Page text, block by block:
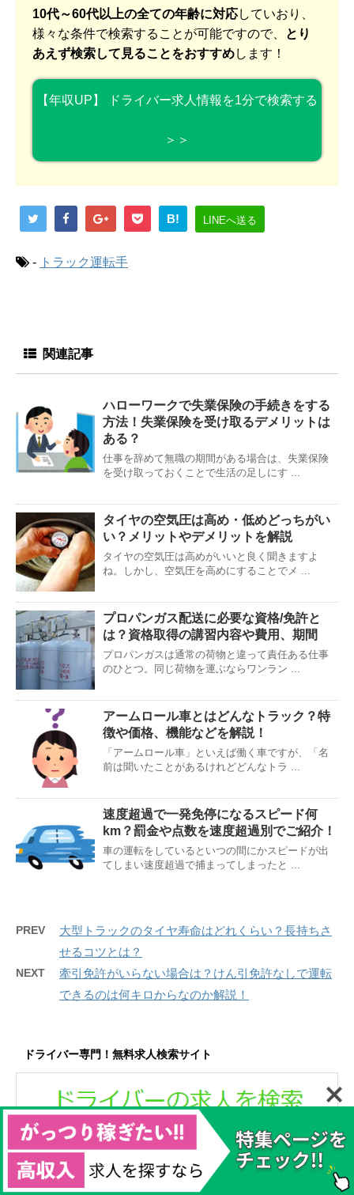
10代～60代以上の全ての年齢に対応していおり、
様々な条件で検索することが可能ですので、
とり
あえず検索して見ることをおすすめします！
【年収UP】 ドライバー求人情報を1分で検索する
＞＞
B! LINEへ送る
- トラック運転手
関連記事
ハローワークで失業保険の手続きをする
方法！失業保険を受け取るデメリットは
ある？
仕事を辞めて無職の期間がある場合は、失業保険
を受け取っておくことで生活の足しにす ...
タイヤの空気圧は高め・低めどっちがい
い？メリットやデメリットを解説
タイヤの空気圧は高めがいいと良く聞きますよ
ね。しかし、空気圧を高めにすることでメ ...
プロパンガス配送に必要な資格/免許と
は？資格取得の講習内容や費用、期間
プロパンガスは通常の荷物と違って責任ある仕事
のひとつ。同じ荷物を運ぶならワンラン ...
アームロール車とはどんなトラック？特
徴や価格、機能などを解説！
「アームロール車」といえば働く車ですが、「名
前は聞いたことがあるけれどどんなトラ ...
速度超過で一発免停になるスピード何
km？罰金や点数を速度超過別でご紹介！
車の運転をしているといつの間にかスピードが出
てしまい速度超過で捕まってしまったと ...
PREV
大型トラックのタイヤ寿命はどれくらい？長持ちさ
せるコツとは？
NEXT
牽引免許がいらない場合は？けん引免許なしで運転
できるのは何キロからなのか解説！
ドライバー専門！無料求人検索サイト